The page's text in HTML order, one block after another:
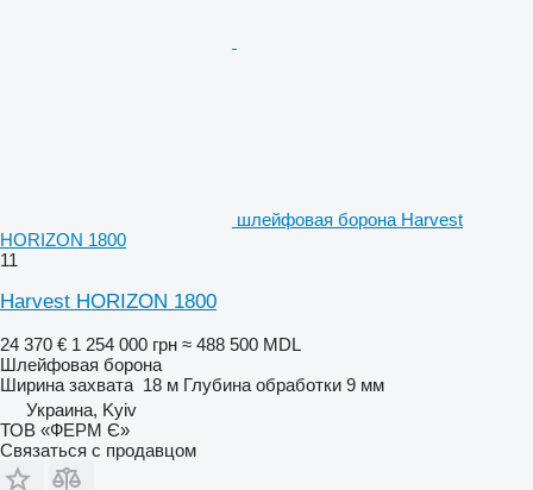
шлейфовая борона Harvest
HORIZON 1800
11
Harvest HORIZON 1800
24 370 € 1 254 000 грн ≈ 488 500 MDL
Шлейфовая борона
Ширина захвата 18 м Глубина обработки 9 мм
Украина, Kyiv
ТОВ «ФЕРМ Є»
Связаться с продавцом